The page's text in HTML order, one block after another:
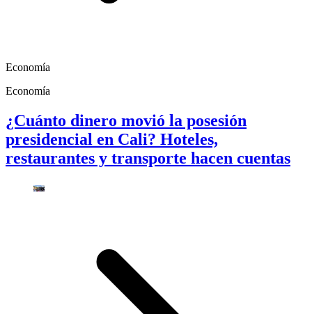
Economía
Economía
¿Cuánto dinero movió la posesión
presidencial en Cali? Hoteles,
restaurantes y transporte hacen cuentas